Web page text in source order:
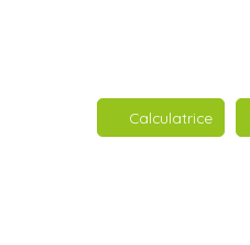
Calculatrice